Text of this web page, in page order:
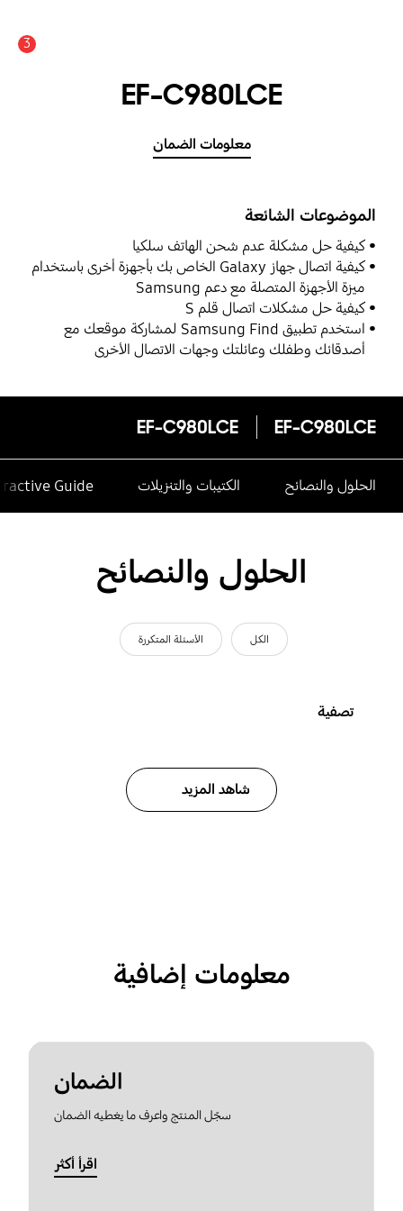
3
EF-C980LCE
معلومات الضمان
الموضوعات الشائعة
كيفية حل مشكلة عدم شحن الهاتف سلكيا
كيفية اتصال جهاز Galaxy الخاص بك بأجهزة أخرى باستخدام
ميزة الأجهزة المتصلة مع دعم Samsung
كيفية حل مشكلات اتصال قلم S
استخدم تطبيق Samsung Find لمشاركة موقعك مع
أصدقائك وطفلك وعائلتك وجهات الاتصال الأخرى
EF-C980LCE
EF-C980LCE
الحلول والنصائح الكتيبات والتنزيلات Guide
الحلول والنصائح
الكل الأسئلة المتكررة
تصفية
شاهد المزيد
معلومات إضافية
الضمان
سجّل المنتج واعرف ما يغطيه الضمان
اقرأ أكثر